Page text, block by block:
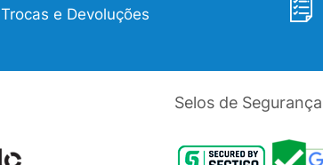
Trocas e Devoluções
Selos de